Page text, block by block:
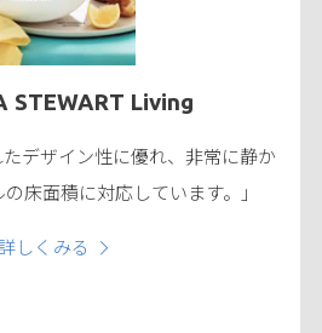
STEWART Living
たデザイン性に優れ、非常に静か
床面積に対応しています。」
しくみる